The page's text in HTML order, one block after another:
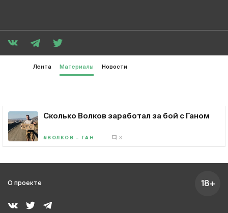
Лента Материалы Новости
Сколько Волков заработал за бой с Ганом
#ВОЛКОВ – ГАН 3
О проекте 18+